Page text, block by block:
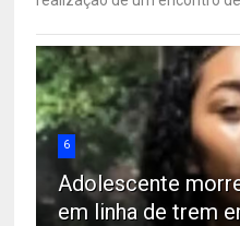
6
Adolescente
em linha de trem